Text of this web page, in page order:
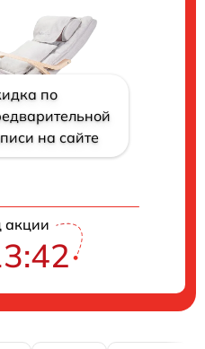
по
на сайте
акции